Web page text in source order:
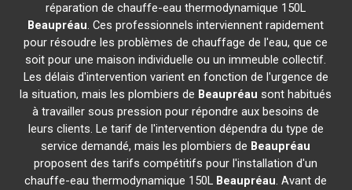
réparation de chauffe-eau thermodynamique 150L
Beaupréau. Ces professionnels interviennent rapidement
pour résoudre les problèmes de chauffage de l'eau, que ce
soit pour une maison individuelle ou un immeuble collectif.
Les délais d'intervention varient en fonction de l'urgence de
la situation, mais les plombiers de Beaupréau sont habitués
à travailler sous pression pour répondre aux besoins de
leurs clients. Le tarif de l'intervention dépendra du type de
service demandé, mais les plombiers de Beaupréau
proposent des tarifs compétitifs pour l'installation d'un
chauffe-eau thermodynamique 150L Beaupréau. Avant de